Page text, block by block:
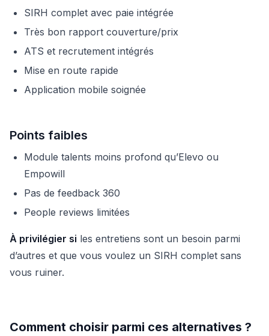
SIRH complet avec paie intégrée
Très bon rapport couverture/prix
ATS et recrutement intégrés
Mise en route rapide
Application mobile soignée
Points faibles
Module talents moins profond qu’Elevo ou
Empowill
Pas de feedback 360
People reviews limitées
À privilégier si les entretiens sont un besoin parmi
d’autres et que vous voulez un SIRH complet sans
vous ruiner.
Comment choisir parmi ces alternatives ?